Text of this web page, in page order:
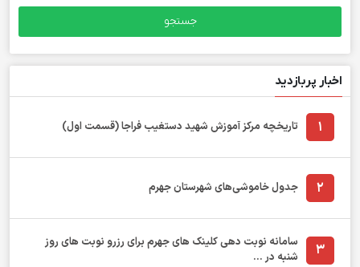
اخبار پربازدید
1 تاریخچه مرکز آموزش شهید دستغیب فراجا (قسمت اول)
2 جدول خاموشی‌های شهرستان جهرم
3
سامانه نوبت دهی کلینک های جهرم برای رزرو نوبت های روز
شنبه در ...